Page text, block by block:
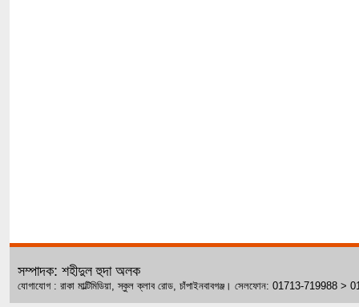
সম্পাদক: শহীদুল হুদা অলক
যোগাযোগ : রাকা মাল্টিমিডিয়া, স্কুল ক্লাব রোড, চাঁপাইনবাবগঞ্জ। সেলফোন: 01713-